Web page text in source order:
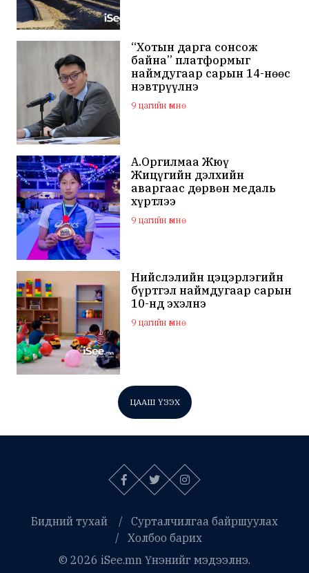
“Хотын дарга сонсож
байна” платформыг
наймдугаар сарын 14-нөөс
нэвтрүүлнэ
9 цагийн өмнө
А.Оргилмаа Жюү
Жицүгийн дэлхийн
аваргаас дөрвөн медаль
хүртлээ
9 цагийн өмнө
Нийслэлийн цэцэрлэгийн
бүртгэл наймдугаар сарын
10-нд эхэлнэ
9 цагийн өмнө
ЦААШ ҮЗЭХ
Бидний тухай
Сурталчилгаа байршуулах
Холбоо барих
© 2026 iSee.mn Үнэнийг мэдээлнэ.